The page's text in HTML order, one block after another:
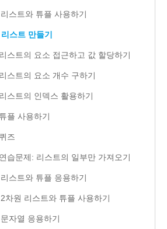
스트와 튜플 사용하기
스트 만들기
스트의 요소 접근하고 값 할당하기
스트의 요소 개수 구하기
스트의 인덱스 활용하기
플 사용하기
즈
습문제: 리스트의 일부만 가져오기
스트와 튜플 응용하기
차원 리스트와 튜플 사용하기
자열 응용하기